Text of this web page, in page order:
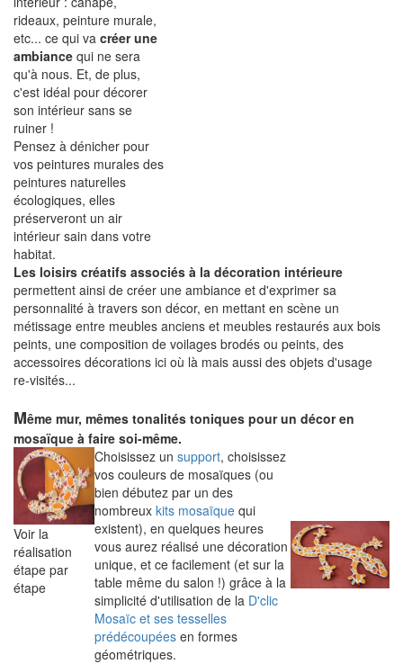
rideaux, peinture murale,
etc... ce qui va créer une
ambiance qui ne sera
qu'à nous. Et, de plus,
c'est idéal pour décorer
son intérieur sans se
ruiner !
Pensez à dénicher pour
vos peintures murales des
peintures naturelles
écologiques, elles
préserveront un air
intérieur sain dans votre
habitat.
Les loisirs créatifs associés à la décoration intérieure
permettent ainsi de créer une ambiance et d'exprimer sa
personnalité à travers son décor, en mettant en scène un
métissage entre meubles anciens et meubles restaurés aux bois
peints, une composition de voilages brodés ou peints, des
accessoires décorations ici où là mais aussi des objets d'usage
re-visités...
Même mur, mêmes tonalités toniques pour un décor en
mosaïque à faire soi-même.
Voir la
réalisation
étape par
étape
Choisissez un support, choisissez
vos couleurs de mosaïques (ou
bien débutez par un des
nombreux kits mosaïque qui
existent), en quelques heures
vous aurez réalisé une décoration
unique, et ce facilement (et sur la
table même du salon !) grâce à la
simplicité d'utilisation de la D'clic
Mosaïc et ses tesselles
prédécoupées en formes
géométriques.